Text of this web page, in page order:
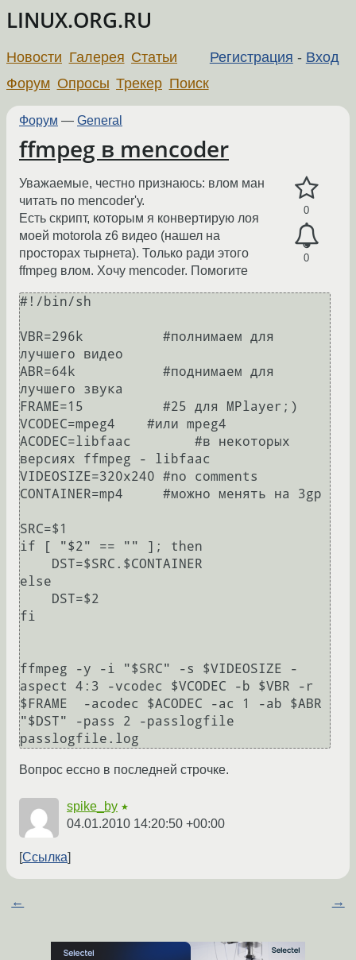
LINUX.ORG.RU
Регистрация - Вход
Новости Галерея Статьи
Форум Опросы Трекер Поиск
Форум — General
ffmpeg в mencoder
0
0
Уважаемые, честно признаюсь: влом ман
читать по mencoder'у.
Есть скрипт, которым я конвертирую лоя
моей motorola z6 видео (нашел на
просторах тырнета). Только ради этого
ffmpeg влом. Хочу mencoder. Помогите
#!/bin/sh
VBR=296k          #полнимаем для
лучшего видео
ABR=64k           #поднимаем для
лучшего звука
FRAME=15          #25 для MPlayer;)
VCODEC=mpeg4    #или mpeg4
ACODEC=libfaac        #в некоторых
версиях ffmpeg - libfaac
VIDEOSIZE=320x240 #no comments
CONTAINER=mp4     #можно менять на 3gp
SRC=$1
if [ "$2" == "" ]; then
else
fi
ffmpeg -y -i "$SRC" -s $VIDEOSIZE -
aspect 4:3 -vcodec $VCODEC -b $VBR -r
$FRAME  -acodec $ACODEC -ac 1 -ab $ABR
"$DST" -pass 2 -passlogfile
Вопрос ессно в последней строчке.
spike_by ★
04.01.2010 14:20:50 +00:00
Ссылка
← →